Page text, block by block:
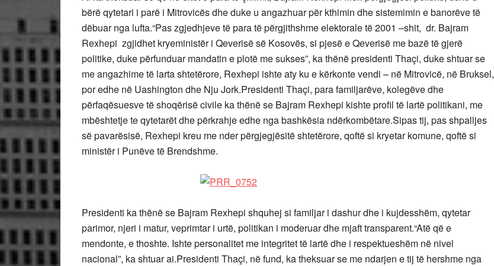
bërë qytetari i parë i Mitrovicës dhe duke u angazhuar për kthimin dhe sistemimin e banorëve të
dëbuar nga lufta.“Pas zgjedhjeve të para të përgjithshme elektorale të 2001 –shit, dr. Bajram
Rexhepi zgjidhet kryeministër i Qeverisë së Kosovës, si pjesë e Qeverisë me bazë të gjerë
politike, duke përfunduar mandatin e plotë me sukses”, ka thënë presidenti Thaçi, duke shtuar se
me angazhime të larta shtetërore, Rexhepi ishte aty ku e kërkonte vendi – në Mitrovicë, në Bruksel,
por edhe në Uashington dhe Nju Jork.Presidenti Thaçi, para familjarëve, kolegëve dhe
përfaqësuesve të shoqërisë civile ka thënë se Bajram Rexhepi kishte profil të lartë politikani, me
mbështetje te qytetarët dhe përkrahje edhe nga bashkësia ndërkombëtare.Sipas tij, pas shpalljes
së pavarësisë, Rexhepi kreu me nder përgjegjësitë shtetërore, qoftë si kryetar komune, qoftë si
ministër i Punëve të Brendshme.
Presidenti ka thënë se Bajram Rexhepi shquhej si familjar i dashur dhe i kujdesshëm, qytetar
parimor, njeri i matur, veprimtar i urtë, politikan i moderuar dhe mjaft transparent.“Atë që e
mendonte, e thoshte. Ishte personalitet me integritet të lartë dhe i respektueshëm në nivel
nacional”, ka shtuar ai.Presidenti Thaçi, në fund, ka theksuar se me ndarjen e tij të hershme nga